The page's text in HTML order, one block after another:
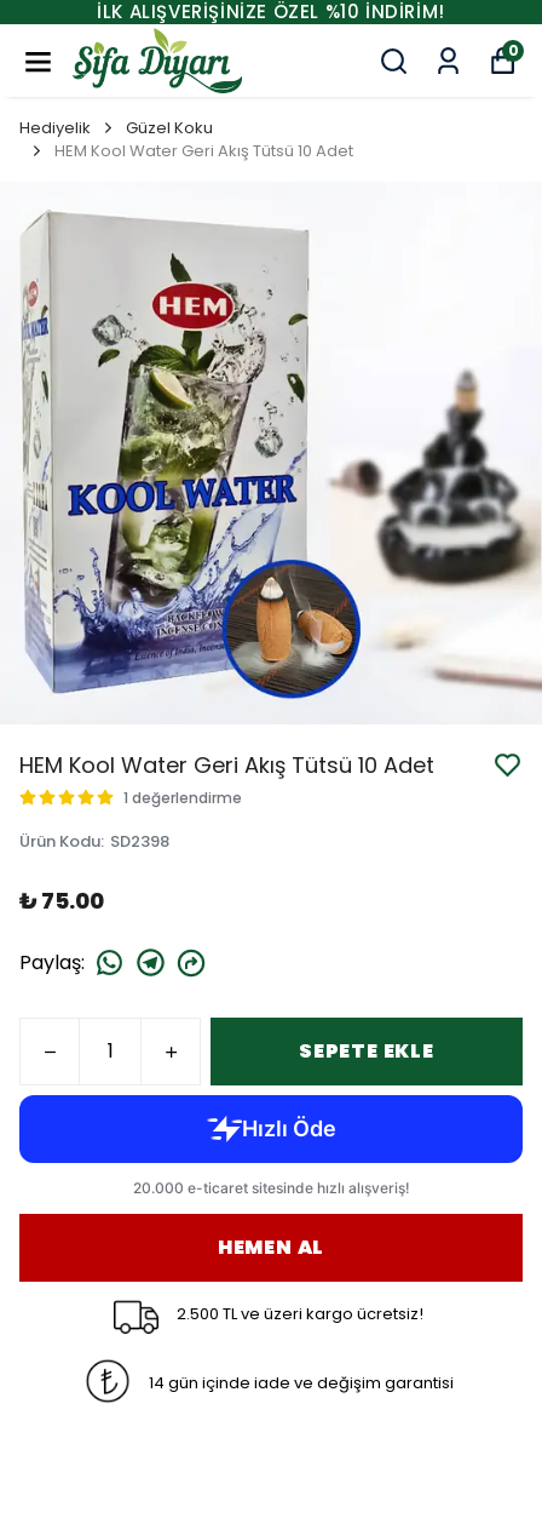
İLK ALIŞVERİŞİNİZE ÖZEL %10 İNDİRİM!
0
Hediyelik
Güzel Koku
HEM Kool Water Geri Akış Tütsü 10 Adet
HEM Kool Water Geri Akış Tütsü 10 Adet
1 değerlendirme
Ürün Kodu: SD2398
₺ 75.00
Paylaş:
SEPETE EKLE
HEMEN AL
2.500 TL ve üzeri kargo ücretsiz!
14 gün içinde iade ve değişim garantisi